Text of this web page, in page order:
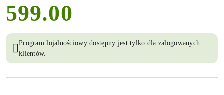
cena:
599.00
Program lojalnościowy dostępny jest tylko dla zalogowanych
klientów.